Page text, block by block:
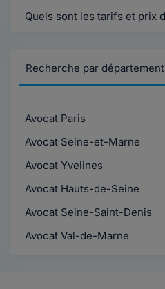
Quels sont les tarifs et prix
Recherche par département
Avocat Paris
Avocat Seine-et-Marne
Avocat Yvelines
Avocat Hauts-de-Seine
Avocat Seine-Saint-Denis
Avocat Val-de-Marne